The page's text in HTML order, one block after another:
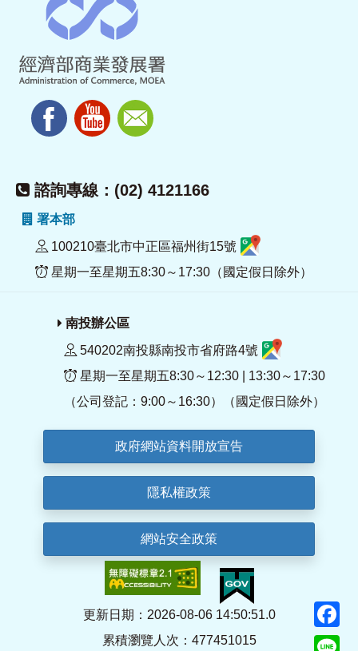
諮詢專線：(02) 4121166
署本部
100210臺北市中正區福州街15號
星期一至星期五8:30～17:30（國定假日除外）
南投辦公區
540202南投縣南投市省府路4號
星期一至星期五8:30～12:30 | 13:30～17:30
（公司登記：9:00～16:30）（國定假日除外）
政府網站資料開放宣告
隱私權政策
網站安全政策
更新日期：2026-08-06 14:50:51.0
累積瀏覽人次：477451015